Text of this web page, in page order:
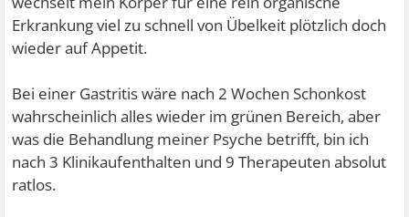
Erkrankung viel zu schnell von Übelkeit plötzlich doch
wieder auf Appetit.
Bei einer Gastritis wäre nach 2 Wochen Schonkost
wahrscheinlich alles wieder im grünen Bereich, aber
was die Behandlung meiner Psyche betrifft, bin ich
nach 3 Klinikaufenthalten und 9 Therapeuten absolut
ratlos.